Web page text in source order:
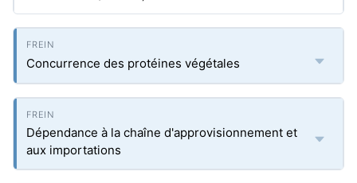
Concurrence des protéines végétales
Dépendance à la chaîne d'approvisionnement et
aux importations